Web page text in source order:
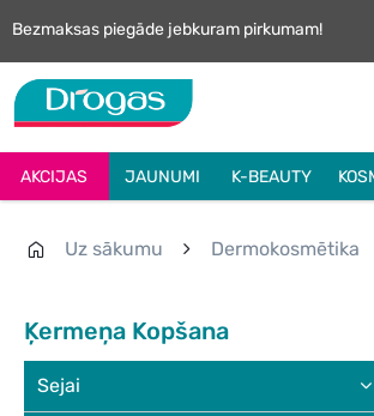
Bezmaksas piegāde jebkuram pirkumam!
AKCIJAS JAUNUMI K-BEAUTY
Uz sākumu Dermokosmētika
Ķermeņa Kopšana
Sejai